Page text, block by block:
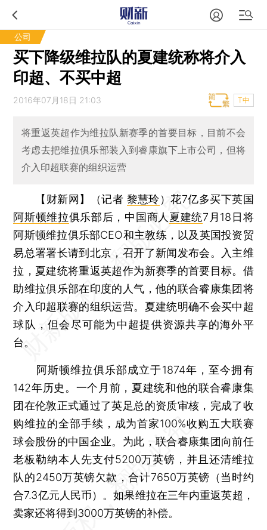
公司
买下降级维拉队的夏建统称将介入
印超、不买中超
2016年07月18日 21:03 T中
将重返英超作为维拉队新赛季的首要目标，目前不会
考虑去把维拉俱乐部装入到睿康旗下上市公司，但将
介入印超联赛的组织运营
【财新网】（记者 黎慧玲 ）花7亿多买下英国
阿斯顿维拉俱乐部后，中国商人 夏建统7月18日将
阿斯顿维拉俱乐部CEO和主教练，以及英国投资贸
易总署署长请到北京，召开了新闻发布会。入主维
拉，夏建统将重返英超作为新赛季的首要目标。借
助维拉俱乐部在印度的人气，他的联合睿康集团将
介入印超联赛的组织运营。夏建统明确不会买中超
球队，但会尽可能为中超提供资源共享的海外平
台。
阿斯顿维拉俱乐部成立于1874年，至今拥有
142年历史。一个月前，夏建统和他的联合睿康集
团在伦敦正式通过了英足总的资质审核，完成了收
购维拉的全部手续，成为首家100%收购五大联赛
球会股份的中国企业。为此，联合睿康集团向前任
老板勒纳本人先支付5200万英镑，并且还清维拉
队的2450万英镑欠款，合计7650万英镑（当时约
合7.3亿元人民币）。如果维拉在三年内重返英超，
卖家还将得到3000万英镑的补偿。